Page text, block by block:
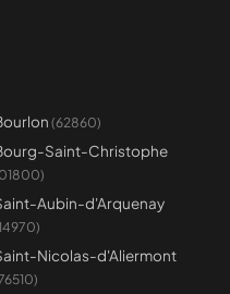
(62860)
Saint-Christophe
Aubin-d'Arquenay
Nicolas-d'Aliermont